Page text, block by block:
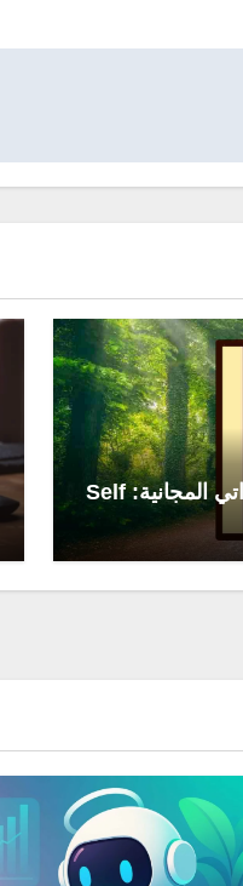
(٣٠) أفضل مواقع التعليم الذاتي المجانية: Self